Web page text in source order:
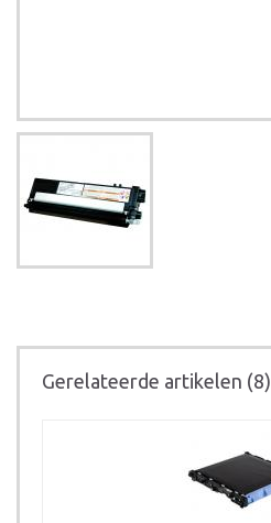
Gerelateerde artikelen (8)